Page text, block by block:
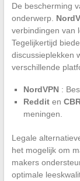
De bescherming
onderwerp.
verbindingen van
Tegelijkertijd
discussieplekken
verschillende
NordVPN:
Redditen
meningen.
Legale
het mogelijk om
makers
optimale